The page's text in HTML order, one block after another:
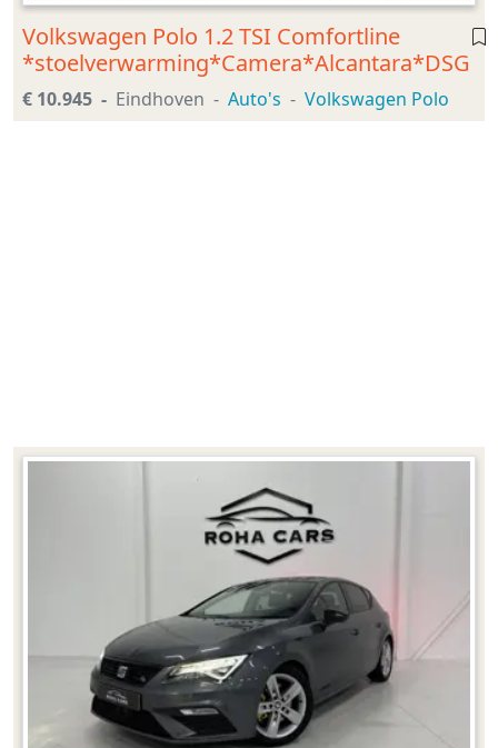
Volkswagen Polo 1.2 TSI Comfortline
*stoelverwarming*Camera*Alcantara*DSG
€ 10.945 Eindhoven Auto's Volkswagen Polo